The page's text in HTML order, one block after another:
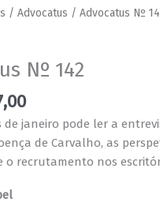
/ Advocatus / Advocatus Nº
Nº 142
Price
through
de janeiro pode ler a
de Carvalho, as
o recrutamento nos